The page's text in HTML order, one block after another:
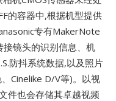
的容器中,根据机型提供
专有MakerNote
镜头的识别信息、机
防抖系统数据,以及照片
Cinelike D/V等)。以视
件也会存储其卓越视频